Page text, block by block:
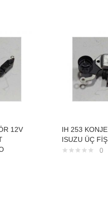
12V
IH 253
ISUZU ÜÇ
0